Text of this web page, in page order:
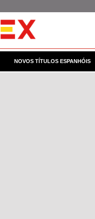
NOVOS TÍTULOS ESPANHÓIS